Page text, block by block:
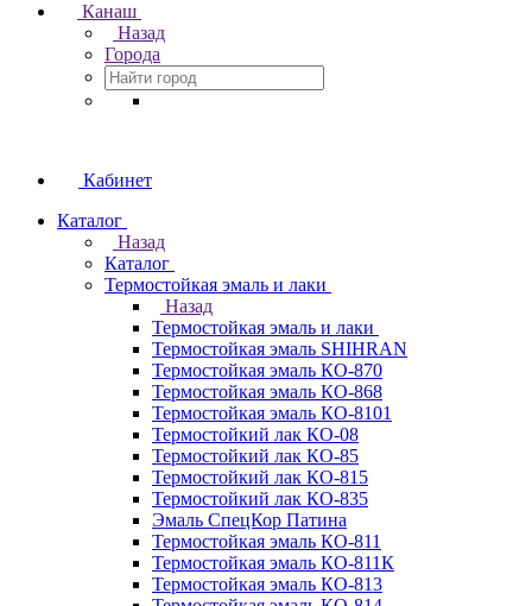
Канаш
Назад
Города
Кабинет
Каталог
Назад
Каталог
Термостойкая эмаль и лаки
Назад
Термостойкая эмаль и лаки
Термостойкая эмаль SHIHRAN
Термостойкая эмаль КО-870
Термостойкая эмаль КО-868
Термостойкая эмаль КО-8101
Термостойкий лак КО-08
Термостойкий лак КО-85
Термостойкий лак КО-815
Термостойкий лак КО-835
Эмаль СпецКор Патина
Термостойкая эмаль КО-811
Термостойкая эмаль КО-811К
Термостойкая эмаль КО-813